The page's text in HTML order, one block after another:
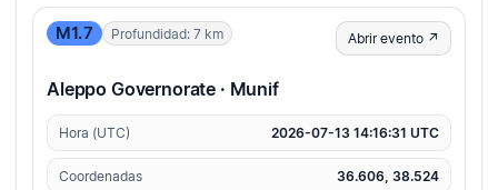
M1.7 Profundidad: 7 km Abrir evento ↗
Aleppo Governorate · Munif
Hora (UTC) 2026-07-13 14:16:31 UTC
Coordenadas 36.606, 38.524